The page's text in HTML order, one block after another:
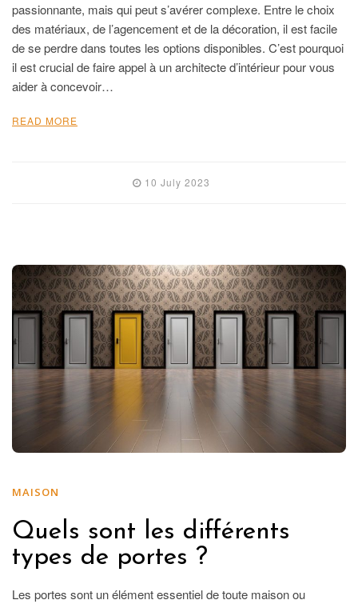
passionnante, mais qui peut s’avérer complexe. Entre le choix
des matériaux, de l’agencement et de la décoration, il est facile
de se perdre dans toutes les options disponibles. C’est pourquoi
il est crucial de faire appel à un architecte d’intérieur pour vous
aider à concevoir…
READ MORE
10 July 2023
MAISON
Quels sont les différents
types de portes ?
Les portes sont un élément essentiel de toute maison ou